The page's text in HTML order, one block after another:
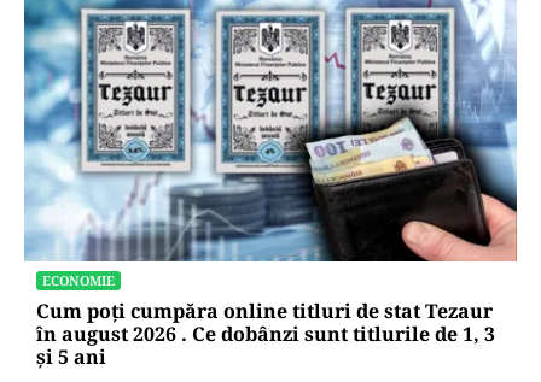
ECONOMIE
Cum poți cumpăra online titluri de stat Tezaur
în august 2026 . Ce dobânzi sunt titlurile de 1, 3
și 5 ani